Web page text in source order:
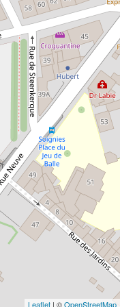
Leaflet | ©OpenStreetMap